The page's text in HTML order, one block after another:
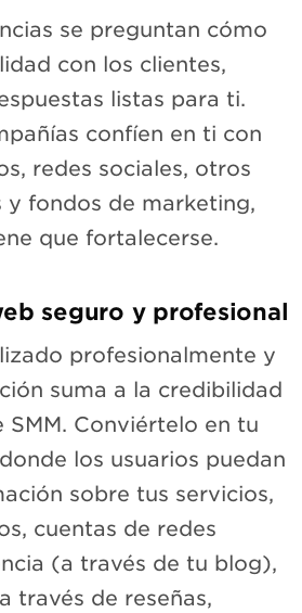
se preguntan cómo
con los clientes,
listas para ti.
confíen en ti con
redes sociales, otros
y fondos de marketing,
que fortalecerse.
seguro y profesional
profesionalmente y
suma a la credibilidad
SMM. Conviértelo en tu
los usuarios puedan
sobre tus servicios,
cuentas de redes
(a través de tu blog),
través de reseñas,